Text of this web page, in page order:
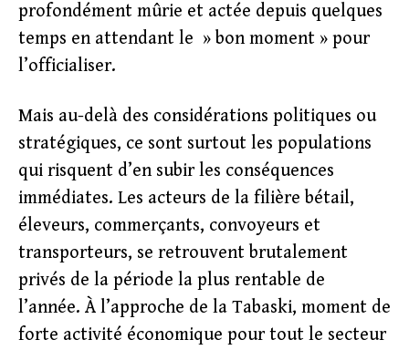
profondément mûrie et actée depuis quelques
temps en attendant le » bon moment » pour
l’officialiser.
Mais au-delà des considérations politiques ou
stratégiques, ce sont surtout les populations
qui risquent d’en subir les conséquences
immédiates. Les acteurs de la filière bétail,
éleveurs, commerçants, convoyeurs et
transporteurs, se retrouvent brutalement
privés de la période la plus rentable de
l’année. À l’approche de la Tabaski, moment de
forte activité économique pour tout le secteur